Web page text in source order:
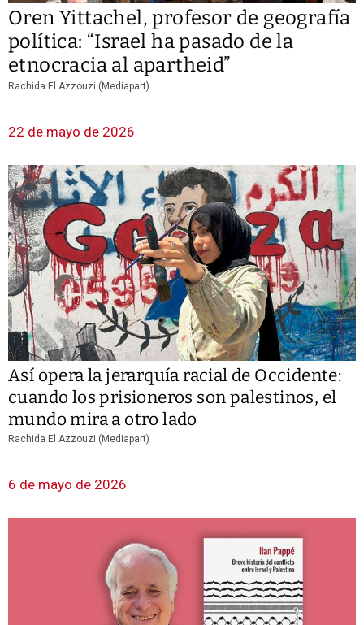
Oren Yittachel, profesor de geografía
política: “Israel ha pasado de la
etnocracia al apartheid”
Rachida El Azzouzi (Mediapart)
22 de mayo de 2026
Así opera la jerarquía racial de Occidente:
cuando los prisioneros son palestinos, el
mundo mira a otro lado
Rachida El Azzouzi (Mediapart)
6 de mayo de 2026